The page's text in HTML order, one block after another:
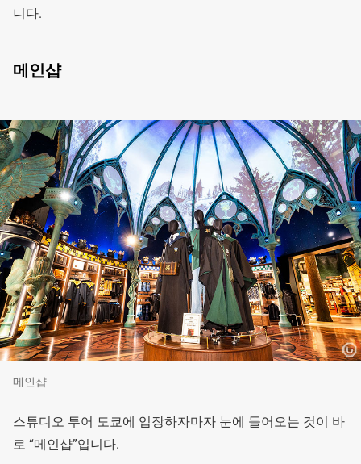
니다.
메인샵
메인샵
스튜디오 투어 도쿄에 입장하자마자 눈에 들어오는 것이 바
로 “메인샵”입니다.